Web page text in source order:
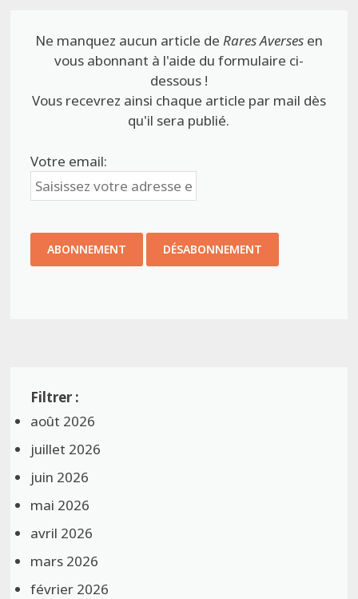
Ne manquez aucun article de Rares Aversesen
vous abonnant à l'aide du formulaire ci-
dessous !
Vous recevrez ainsi chaque article par mail dès
qu'il sera publié.
Votre email:
août 2026
juillet 2026
juin 2026
mai 2026
avril 2026
mars 2026
février 2026